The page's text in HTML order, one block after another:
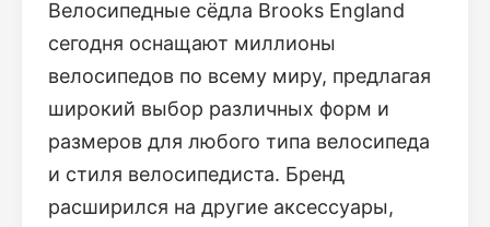
Велосипедные сёдла Brooks England
сегодня оснащают миллионы
велосипедов по всему миру, предлагая
широкий выбор различных форм и
размеров для любого типа велосипеда
и стиля велосипедиста. Бренд
расширился на другие аксессуары,